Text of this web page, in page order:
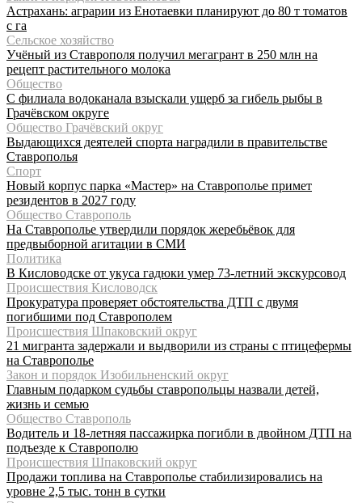
Астрахань: аграрии из Енотаевки планируют до 80 т томатов
с га
Сельское хозяйство
Учёный из Ставрополя получил мегагрант в 250 млн на
рецепт растительного молока
Общество
С филиала водоканала взыскали ущерб за гибель рыбы в
Грачёвском округе
Общество Грачёвский округ
Выдающихся деятелей спорта наградили в правительстве
Ставрополья
Спорт
Новый корпус парка «Мастер» на Ставрополье примет
резидентов в 2027 году
Общество Ставрополь
На Ставрополье утвердили порядок жеребьёвок для
предвыборной агитации в СМИ
Политика
В Кисловодске от укуса гадюки умер 73-летний экскурсовод
Происшествия Кисловодск
Прокуратура проверяет обстоятельства ДТП с двумя
погибшими под Ставрополем
Происшествия Шпаковский округ
21 мигранта задержали и выдворили из страны с птицефермы
на Ставрополье
Закон и порядок Изобильненский округ
Главным подарком судьбы ставропольцы назвали детей,
жизнь и семью
Общество Ставрополь
Водитель и 18-летняя пассажирка погибли в двойном ДТП на
подъезде к Ставрополю
Происшествия Шпаковский округ
Продажи топлива на Ставрополье стабилизировались на
уровне 2,5 тыс. тонн в сутки